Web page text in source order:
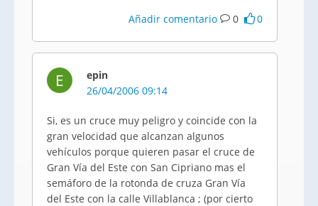
Añadir comentario 0 0
E
epin
26/04/2006 09:14
Si, es un cruce muy peligro y coincide con la
gran velocidad que alcanzan algunos
vehículos porque quieren pasar el cruce de
Gran Vía del Este con San Cipriano mas el
semáforo de la rotonda de cruza Gran Vía
del Este con la calle Villablanca ; (por cierto